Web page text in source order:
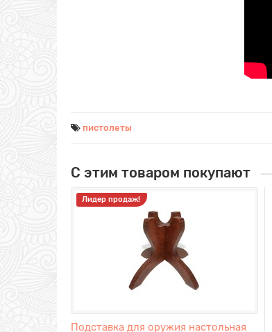
пистолеты
С этим товаром покупают
Лидер продаж!
Подставка для оружия настольная